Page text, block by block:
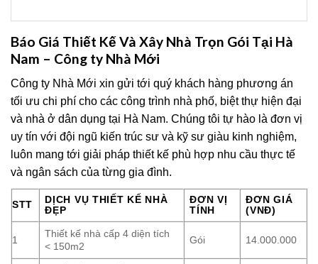
Báo Giá Thiết Kế Và Xây Nhà Trọn Gói Tại Hà
Nam – Công ty Nhà Mới
Công ty Nhà Mới xin gửi tới quý khách hàng phương án
tối ưu chi phí cho các công trình nhà phố, biệt thự hiện đại
và nhà ở dân dụng tại Hà Nam. Chúng tôi tự hào là đơn vị
uy tín với đội ngũ kiến trúc sư và kỹ sư giàu kinh nghiệm,
luôn mang tới giải pháp thiết kế phù hợp nhu cầu thực tế
và ngân sách của từng gia đình.
STT
DỊCH VỤ THIẾT KẾ NHÀ
ĐẸP
ĐƠN VỊ
TÍNH
ĐƠN GIÁ
(VNĐ)
1
Thiết kế nhà cấp 4 diện tích
< 150m2
Gói 14.000.000